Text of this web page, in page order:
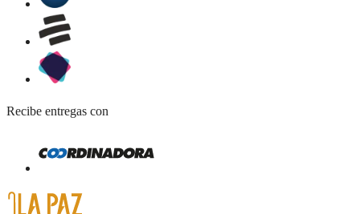
Recibe entregas con